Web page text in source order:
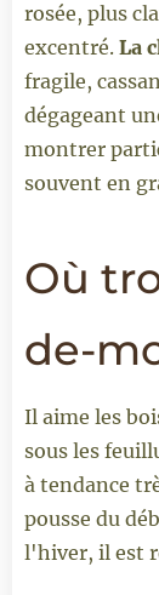
rosée, plus
excentré. La
fragile,
dégageant
montrer
souvent en
Où
de-
Il aime les
sous les
à tendance
pousse du
l'hiver, il est
Un
champignon